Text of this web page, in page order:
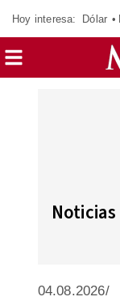
Hoy interesa: Dólar
04.08.2026/